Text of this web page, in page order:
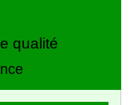
qualité